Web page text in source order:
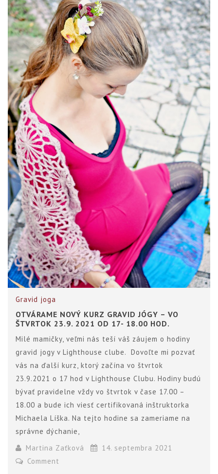
Gravid joga
OTVÁRAME NOVÝ KURZ GRAVID JÓGY – VO
ŠTVRTOK 23.9. 2021 OD 17- 18.00 HOD.
Milé mamičky, veľmi nás teší váš záujem o hodiny
gravid jogy v Lighthouse clube. Dovoľte mi pozvať
vás na ďalší kurz, ktorý začína vo štvrtok
23.9.2021 o 17 hod v Lighthouse Clubu. Hodiny budú
bývať pravidelne vždy vo štvrtok v čase 17.00 –
18.00 a bude ich viesť certifikovaná inštruktorka
Michaela Líška. Na tejto hodine sa zameriame na
správne dýchanie,
Martina Zaťková
14. septembra 2021
Comment